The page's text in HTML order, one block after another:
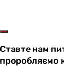
Ставте нам
проробляємо